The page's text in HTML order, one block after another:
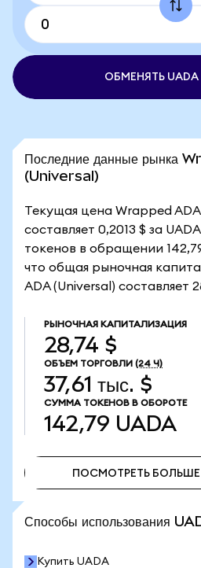
ОБМЕНЯТЬ UADA
Последние данные рынка
(Universal)
Текущая цена Wrapped ADA
составляет 0,2013 $ за
токенов в обращении
что общая рыночная
ADA (Universal) составляет
РЫНОЧНАЯ КАПИТАЛИЗАЦИЯ
28,74 $
ОБЪЕМ ТОРГОВЛИ (24 Ч)
37,61 тыс. $
СУММА ТОКЕНОВ В ОБОРОТЕ
142,79 UADA
ПОСМОТРЕТЬ
Способы использования
Купить UADA